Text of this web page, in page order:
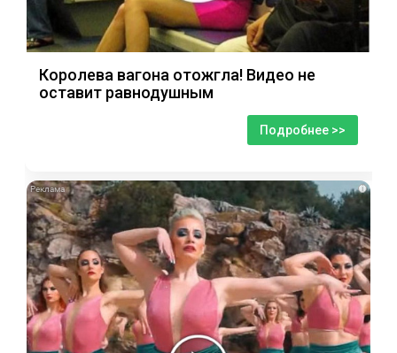
Королева вагона отожгла! Видео не
оставит равнодушным
Подробнее >>
i